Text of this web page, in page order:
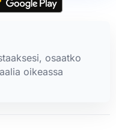
osaatko
oikeassa